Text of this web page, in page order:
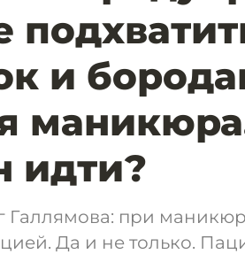
и
идти?
Галлямова: при
Да и не только.